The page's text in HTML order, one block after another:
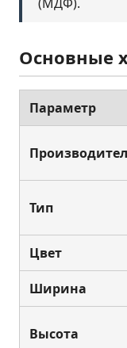
Основные
Параметр
Тип
Цвет
Ширина
Высота